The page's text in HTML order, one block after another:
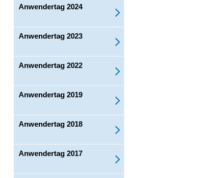
Anwendertag 2024
Anwendertag 2023
Anwendertag 2022
Anwendertag 2019
Anwendertag 2018
Anwendertag 2017